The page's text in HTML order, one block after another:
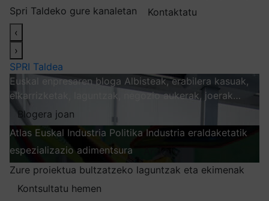
Spri Taldeko gure kanaletan
Kontaktatu
‹
›
SPRI Taldea
Euskal enpresaren bloga Albisteak, erabilera kasuak,
elkarrizketak, laguntzak, negozio aukerak, joerak…
Blogera joan
Atlas Euskal Industria Politika Industria eraldaketatik
espezializazio adimentsura
Zure proiektua bultzatzeko laguntzak eta ekimenak
Kontsultatu hemen